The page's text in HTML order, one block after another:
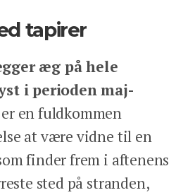
tapirer
æg på hele
i perioden maj-
er en fuldkommen
at være vidne til en
finder frem i aftenens
sted på stranden,